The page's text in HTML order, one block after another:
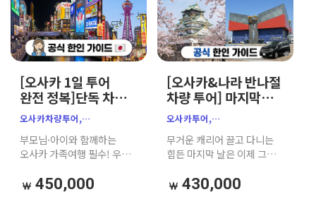
[오사카 1일 투어
완전 정복]단독 차량
고급 밴｜한인
공식가이드｜
주유패스 추천
오사카차량투어,
오사카프라이빗투어,
오사카단독투어,
오사카한인가이드,
오사카가족여행,
오사카택시투어,
부모님·아이와 함께하는
오사카 가족여행 필수! 우리
한인가이드로 자유롭고
편안한 단독 맞춤 투어를
450,000
[오사카&나라 반나절
차량 투어] 마지막날
강추｜단독 공항 샌딩
고급 밴｜e-패스추천
오사카투어,
오사카반나절투어,
간사이공항샌딩,
오사카공항픽업,
오사카단독투어,
오사카가족여행,
무거운 캐리어 끌고 다니는
힘든 마지막 날은 이제 그만!
프라이빗하게 오사카 핵심
명소(천수각, 우메다
430,000